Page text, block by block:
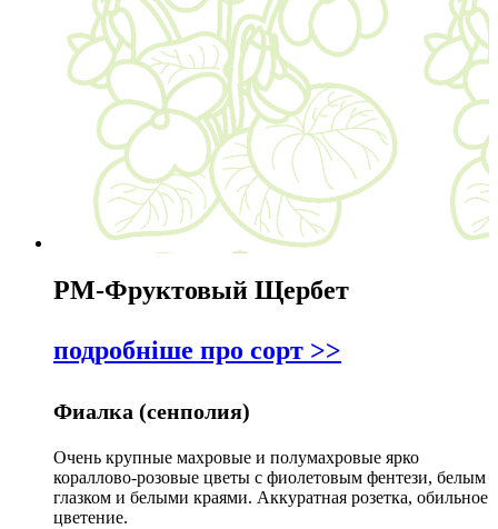
РМ-Фруктовый Щербет
подробніше про сорт >>
Фиалка (сенполия)
Очень крупные махровые и полумахровые ярко
кораллово-розовые цветы с фиолетовым фентези, белым
глазком и белыми краями. Аккуратная розетка, обильное
цветение.